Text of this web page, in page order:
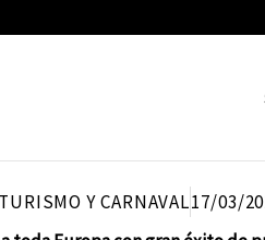
TURISMO Y CARNAVAL17/03/